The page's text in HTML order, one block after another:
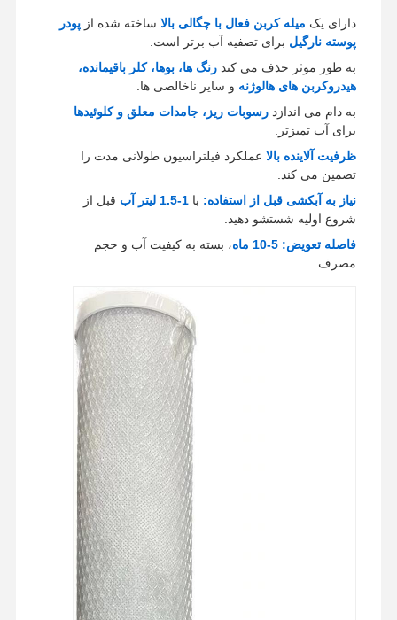
ویدیو درباره ما
با ما تماس
بگیرید
اخبار
دارای یک میله کربن فعال با چگالی بالاساخته شده از پودر
پوسته نارگیل برای تصفیه آب برتر است.
به طور موثر حذف می کند رنگ ها، بوها، کلر باقیمانده،
هیدروکربن های هالوژنه و سایر ناخالصی ها.
به دام می اندازد رسوبات ریز، جامدات معلق و کلوئیدها
برای آب تمیزتر.
ظرفیت آلاینده بالاعملکرد فیلتراسیون طولانی مدت را
تضمین می کند.
نیاز به آبکشی قبل از استفاده: با 1-1.5 لیتر آب
قبل از
شروع اولیه شستشو دهید.
فاصله تعویض: 5-10 ماه
، بسته به کیفیت آب و حجم
مصرف.